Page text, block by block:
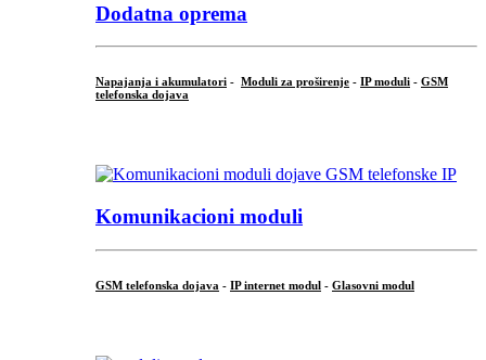
Dodatna oprema
Napajanja i akumulatori - Moduli za proširenje - IP moduli - GSM
telefonska dojava
Komunikacioni moduli
GSM telefonska dojava - IP internet modul - Glasovni modul